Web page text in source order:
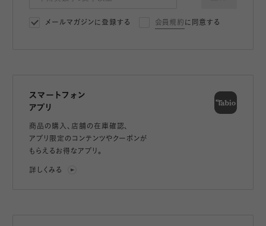
メールマガジンに登録する 会員規約 に同意する
スマートフォン
アプリ
商品の購入、店舗の在庫確認、
アプリ限定のコンテンツやクーポンが
もらえるお得なアプリ。
詳しくみる